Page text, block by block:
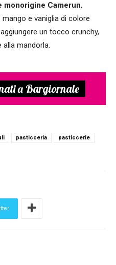
monorigine Camerun,
e vaniglia di colore
un tocco crunchy,
alla mandorla.
a Bargiornale
pasticceria
pasticcerie